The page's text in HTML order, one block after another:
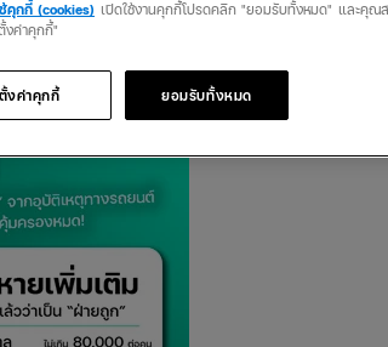
รองค่าเสียหายเบื้องต้น และคุ้มครองค่าสินไหมทดแ
คุกกี้ (cookies) เปิดใช้งานคุกกี้โปรดคลิก "ยอมรับทั้งหมด" และคุณ
งค่าคุกกี้"
ยอมรับทั้งหมด
ตั้งค่าคุกกี้